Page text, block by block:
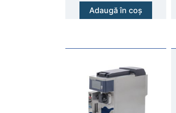
Adaugă în coș